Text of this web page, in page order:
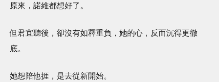
原來，諾維都想好了。
但君宜聽後，卻沒有如釋重負，她的心，反而沉得更徹
底。
她想陪他捱，是去從新開始。